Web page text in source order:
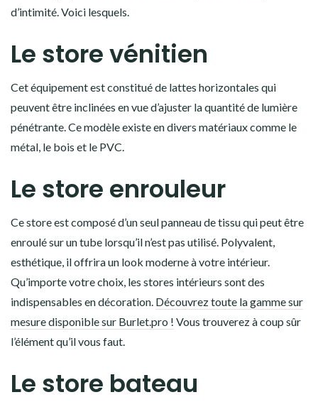
d’intimité. Voici lesquels.
Le store vénitien
Cet équipement est constitué de lattes horizontales qui
peuvent être inclinées en vue d’ajuster la quantité de lumière
pénétrante. Ce modèle existe en divers matériaux comme le
métal, le bois et le PVC.
Le store enrouleur
Ce store est composé d’un seul panneau de tissu qui peut être
enroulé sur un tube lorsqu’il n’est pas utilisé. Polyvalent,
esthétique, il offrira un look moderne à votre intérieur.
Qu’importe votre choix, les stores intérieurs sont des
indispensables en décoration. Découvrez toute la gamme sur
mesure disponible sur Burlet.pro ! Vous trouverez à coup sûr
l’élément qu’il vous faut.
Le store bateau